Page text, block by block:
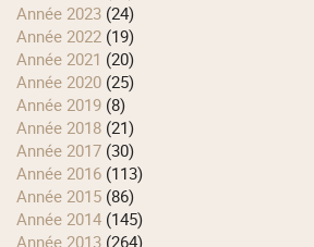
année 2023 (24)
année 2022 (19)
année 2021 (20)
année 2020 (25)
année 2019 (8)
année 2018 (21)
année 2017 (30)
année 2016 (113)
année 2015 (86)
année 2014 (145)
année 2013 (264)